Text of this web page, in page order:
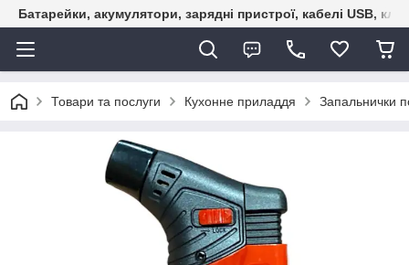
Батарейки, акумулятори, зарядні пристрої, кабелі USB,
Товари та послуги Кухонне приладдя Запальнички